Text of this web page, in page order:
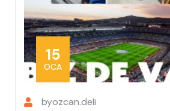
15
OCA
byozcan.deli